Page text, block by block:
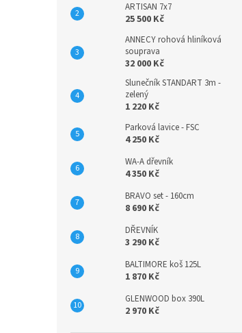
ARTISAN 7x7
25 500 Kč
ANNECY rohová hliníková
souprava
32 000 Kč
Slunečník STANDART 3m -
zelený
1 220 Kč
Parková lavice - FSC
4 250 Kč
WA-A dřevník
4 350 Kč
BRAVO set - 160cm
8 690 Kč
DŘEVNÍK
3 290 Kč
BALTIMORE koš 125L
1 870 Kč
GLENWOOD box 390L
2 970 Kč